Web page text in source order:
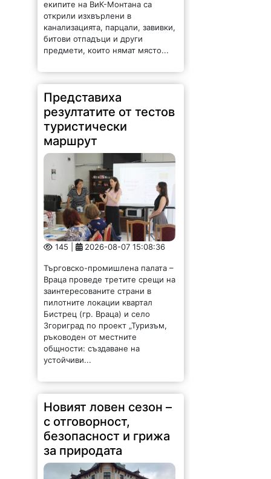
екипите на ВиК-Монтана са
открили изхвърлени в
канализацията, парцали, завивки,
битови отпадъци и други
предмети, които нямат място...
Представиха
резултатите от тестов
туристически
маршрут
145 | 2026-08-07 15:08:36
Търговско-промишлена палата –
Враца проведе третите срещи на
заинтересованите страни в
пилотните локации квартал
Бистрец (гр. Враца) и село
Згориград по проект „Туризъм,
ръководен от местните
общности: създаване на
устойчиви...
Новият ловен сезон –
с отговорност,
безопасност и грижа
за природата